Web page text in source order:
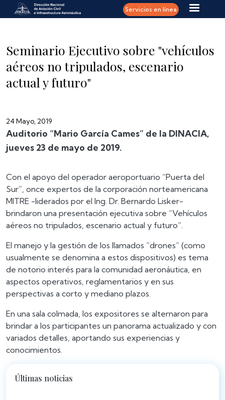
Pasar al contenido principal Servicios en línea
Seminario Ejecutivo sobre "vehículos
aéreos no tripulados, escenario
actual y futuro"
24 Mayo, 2019
Auditorio “Mario García Cames” de la DINACIA,
jueves 23 de mayo de 2019.
Con el apoyo del operador aeroportuario “Puerta del
Sur”, once expertos de la corporación norteamericana
MITRE -liderados por el Ing. Dr. Bernardo Lisker-
brindaron una presentación ejecutiva sobre “Vehículos
aéreos no tripulados, escenario actual y futuro”.
El manejo y la gestión de los llamados “drones” (como
usualmente se denomina a estos dispositivos) es tema
de notorio interés para la comunidad aeronáutica, en
aspectos operativos, reglamentarios y en sus
perspectivas a corto y mediano plazos.
En una sala colmada, los expositores se alternaron para
brindar a los participantes un panorama actualizado y con
variados detalles, aportando sus experiencias y
conocimientos.
Últimas noticias